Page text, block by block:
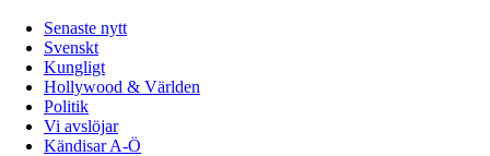
Senaste nytt
Svenskt
Kungligt
Hollywood & Världen
Politik
Vi avslöjar
Kändisar A-Ö